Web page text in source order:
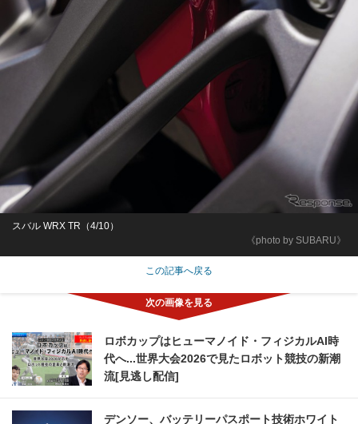
《photo by SUBARU》
スバル WRX TR（4/10）
この記事へ戻る
ロボカップはヒューマノイド・フィジカルAI時
代へ...世界大会2026で見たロボット競技の新潮
流[見逃し配信]
デンソー、バッテリーパスポート技術ホワイト